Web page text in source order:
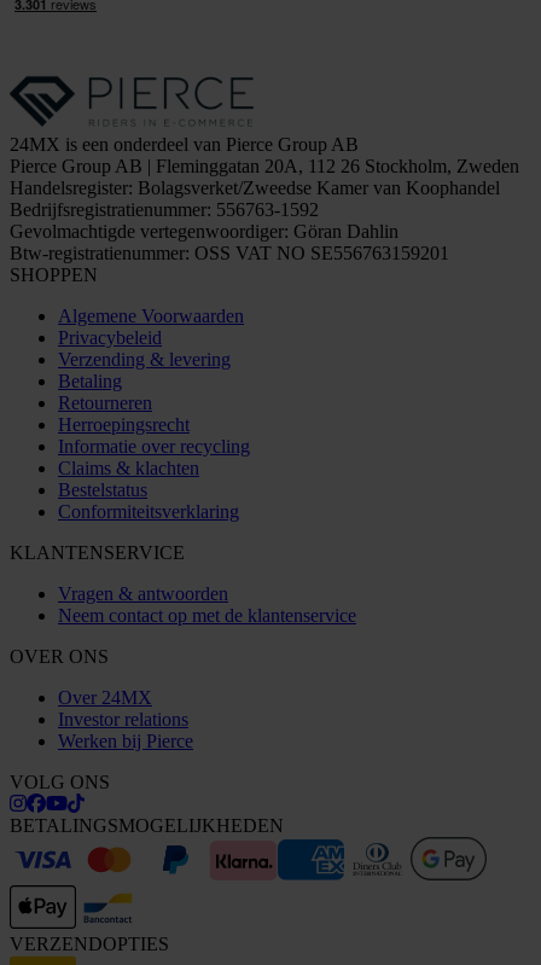
24MX is een onderdeel van Pierce Group AB
Pierce Group AB | Fleminggatan 20A, 112 26 Stockholm, Zweden
Handelsregister: Bolagsverket/Zweedse Kamer van Koophandel
Bedrijfsregistratienummer: 556763-1592
Gevolmachtigde vertegenwoordiger: Göran Dahlin
Btw-registratienummer: OSS VAT NO SE556763159201
SHOPPEN
Algemene Voorwaarden
Privacybeleid
Verzending & levering
Betaling
Retourneren
Herroepingsrecht
Informatie over recycling
Claims & klachten
Bestelstatus
Conformiteitsverklaring
KLANTENSERVICE
Vragen & antwoorden
Neem contact op met de klantenservice
OVER ONS
Over 24MX
Investor relations
Werken bij Pierce
VOLG ONS
BETALINGSMOGELIJKHEDEN
VERZENDOPTIES